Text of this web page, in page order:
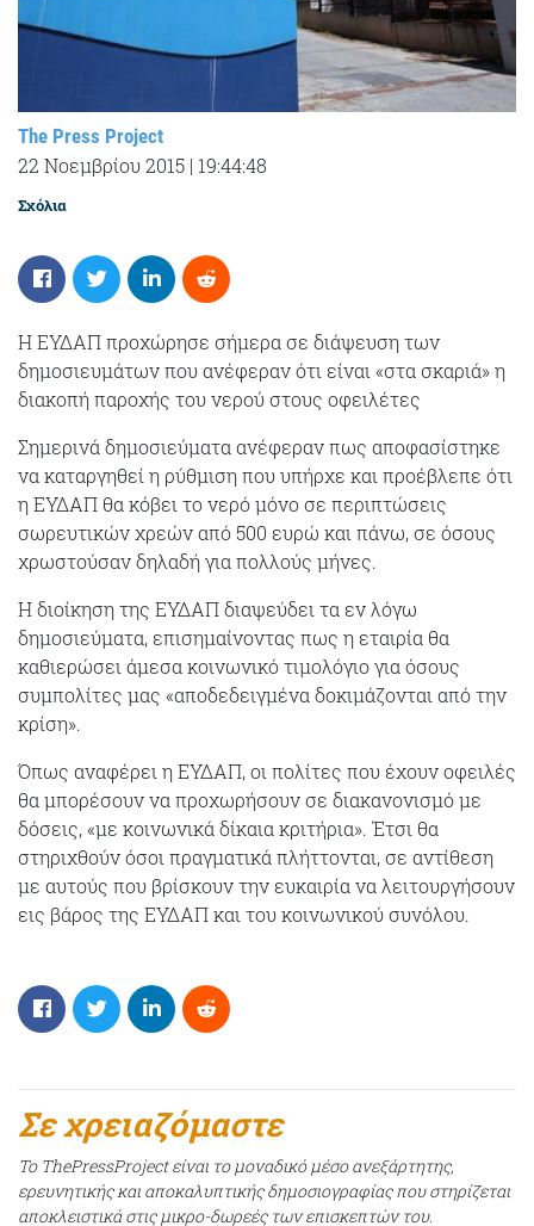
The Press Project
22 Νοεμβρίου 2015 | 19:44:48
Σχόλια
Η ΕΥΔΑΠ προχώρησε σήμερα σε διάψευση των
δημοσιευμάτων που ανέφεραν ότι είναι «στα σκαριά» η
διακοπή παροχής του νερού στους οφειλέτες
Σημερινά δημοσιεύματα ανέφεραν πως αποφασίστηκε
να καταργηθεί η ρύθμιση που υπήρχε και προέβλεπε ότι
η ΕΥΔΑΠ θα κόβει το νερό μόνο σε περιπτώσεις
σωρευτικών χρεών από 500 ευρώ και πάνω, σε όσους
χρωστούσαν δηλαδή για πολλούς μήνες.
Η διοίκηση της ΕΥΔΑΠ διαψεύδει τα εν λόγω
δημοσιεύματα, επισημαίνοντας πως η εταιρία θα
καθιερώσει άμεσα κοινωνικό τιμολόγιο για όσους
συμπολίτες μας «αποδεδειγμένα δοκιμάζονται από την
κρίση».
Όπως αναφέρει η ΕΥΔΑΠ, οι πολίτες που έχουν οφειλές
θα μπορέσουν να προχωρήσουν σε διακανονισμό με
δόσεις, «με κοινωνικά δίκαια κριτήρια». Έτσι θα
στηριχθούν όσοι πραγματικά πλήττονται, σε αντίθεση
με αυτούς που βρίσκουν την ευκαιρία να λειτουργήσουν
εις βάρος της ΕΥΔΑΠ και του κοινωνικού συνόλου.
Σε χρειαζόμαστε
Το ThePressProject είναι το μοναδικό μέσο ανεξάρτητης,
ερευνητικής και αποκαλυπτικής δημοσιογραφίας που στηρίζεται
αποκλειστικά στις μικρο-δωρεές των επισκεπτών του.